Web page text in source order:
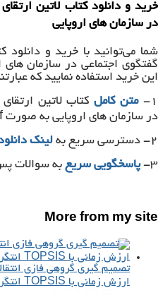
خرید و دانلود کتاب لاتین
در سازمان های اروپایی
شما می‌توانید با خرید و دانلود
گفتگوی اجتماعی در سازمان های
این خرید استفاده نمایید که
۱-
متن کامل کتاب لاتین
در سازمان های اروپایی به صورت pdf
۲- دسترسی سریع به
لینک
۳-
پاسخگویی سریع به سوالات
More from my site
تصمیم گیری گروهی فازی
ارزش زمانی با TOPSIS انتگرالی چوکه